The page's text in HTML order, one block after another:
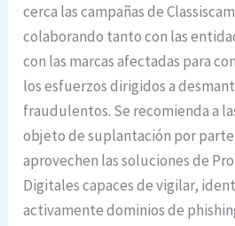
cerca las campañas de
colaborando tanto con las
con las marcas afectadas para
los esfuerzos dirigidos a
fraudulentos. Se recomienda a
objeto de suplantación por
aprovechen las soluciones de
Digitales capaces de vigilar,
activamente dominios de